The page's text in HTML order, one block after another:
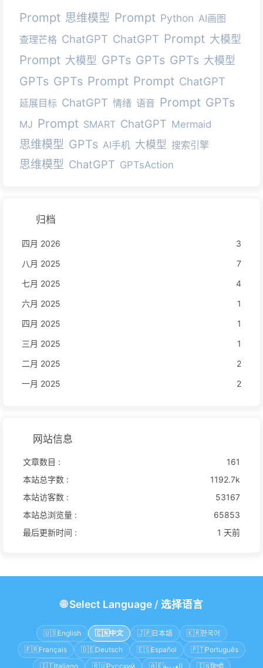
Prompt 思维模型 Prompt Python AI画图
查理芒格 ChatGPT ChatGPT Prompt 大模型
Prompt 大模型 GPTs GPTs GPTs 大模型
GPTs GPTs Prompt Prompt ChatGPT
延展目标 ChatGPT 情绪 语音 Prompt GPTs
MJ Prompt SMART ChatGPT Mermaid
思维模型 GPTs AI手机 大模型 搜索引擎
思维模型 ChatGPT GPTsAction
归档
四月 2026
3
八月 2025
7
七月 2025
4
六月 2025
1
四月 2025
1
三月 2025
1
二月 2025
2
一月 2025
2
网站信息
文章数目 :
161
本站总字数 :
1192.7k
本站访客数 :
53167
本站总浏览量 :
65853
最后更新时间 :
1 天前
🌐Select Language/ 选择语言
🇺🇸English 🇨🇳 中文 🇯🇵日本語 🇰🇷한국어
🇫🇷Français 🇩🇪Deutsch 🇪🇸Español 🇵🇹Português
🇮🇹Italiano 🇷🇺Русский 🇦🇪العربية 🇮🇳हिन्दी